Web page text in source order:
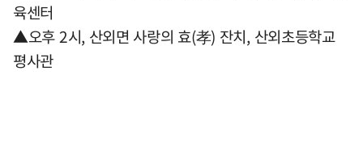
육센터
▲오후 2시, 산외면 사랑의 효(孝) 잔치, 산외초등학교
평사관